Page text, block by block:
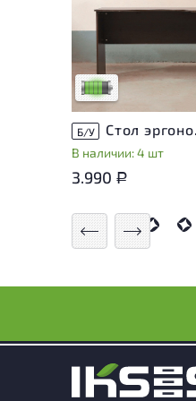
У товара
незначительные следы
эксплуатации, не
на удобство его
использования
Низкая степень
Б/У
В наличии: 4 шт
3.990 Р